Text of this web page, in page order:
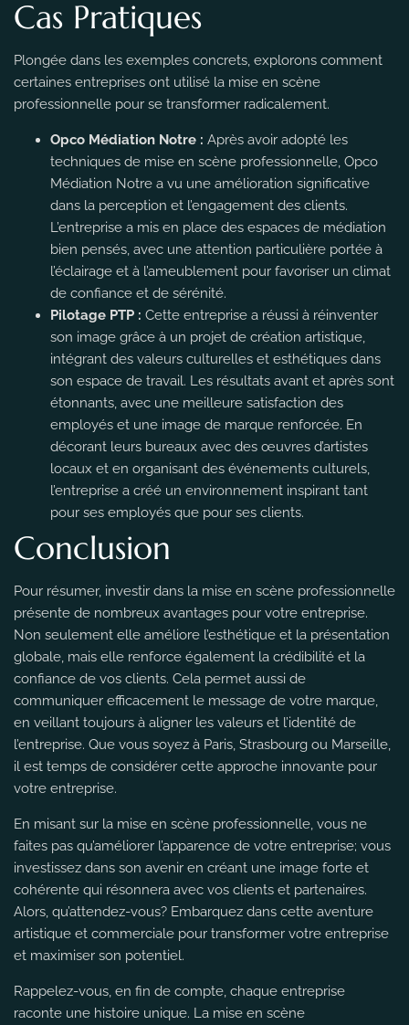
Cas Pratiques
Plongée dans les exemples concrets, explorons comment
certaines entreprises ont utilisé la mise en scène
professionnelle pour se transformer radicalement.
Opco Médiation Notre : Après avoir adopté les
techniques de mise en scène professionnelle, Opco
Médiation Notre a vu une amélioration significative
dans la perception et l’engagement des clients.
L’entreprise a mis en place des espaces de médiation
bien pensés, avec une attention particulière portée à
l’éclairage et à l’ameublement pour favoriser un climat
de confiance et de sérénité.
Pilotage PTP : Cette entreprise a réussi à réinventer
son image grâce à un projet de création artistique,
intégrant des valeurs culturelles et esthétiques dans
son espace de travail. Les résultats avant et après sont
étonnants, avec une meilleure satisfaction des
employés et une image de marque renforcée. En
décorant leurs bureaux avec des œuvres d’artistes
locaux et en organisant des événements culturels,
l’entreprise a créé un environnement inspirant tant
pour ses employés que pour ses clients.
Conclusion
Pour résumer, investir dans la mise en scène professionnelle
présente de nombreux avantages pour votre entreprise.
Non seulement elle améliore l’esthétique et la présentation
globale, mais elle renforce également la crédibilité et la
confiance de vos clients. Cela permet aussi de
communiquer efficacement le message de votre marque,
en veillant toujours à aligner les valeurs et l’identité de
l’entreprise. Que vous soyez à Paris, Strasbourg ou Marseille,
il est temps de considérer cette approche innovante pour
votre entreprise.
En misant sur la mise en scène professionnelle, vous ne
faites pas qu’améliorer l’apparence de votre entreprise; vous
investissez dans son avenir en créant une image forte et
cohérente qui résonnera avec vos clients et partenaires.
Alors, qu’attendez-vous? Embarquez dans cette aventure
artistique et commerciale pour transformer votre entreprise
et maximiser son potentiel.
Rappelez-vous, en fin de compte, chaque entreprise
raconte une histoire unique. La mise en scène